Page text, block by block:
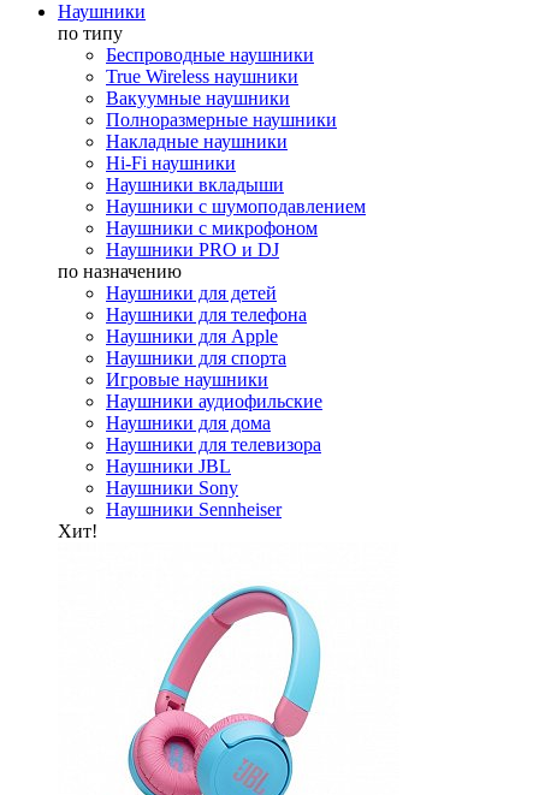
Наушники
по типу
Беспроводные наушники
True Wireless наушники
Вакуумные наушники
Полноразмерные наушники
Накладные наушники
Hi-Fi наушники
Наушники вкладыши
Наушники с шумоподавлением
Наушники с микрофоном
Наушники PRO и DJ
по назначению
Наушники для детей
Наушники для телефона
Наушники для Apple
Наушники для спорта
Игровые наушники
Наушники аудиофильские
Наушники для дома
Наушники для телевизора
Наушники JBL
Наушники Sony
Наушники Sennheiser
Хит!